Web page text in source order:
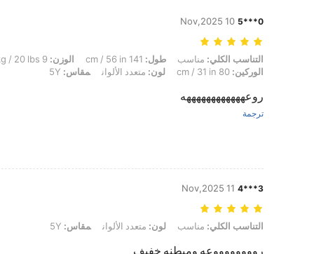
0***5
10 Nov,2025
التناسب الكلي: مناسب, طول: 141 cm / 56 in, الوزن: 9 kg / 20 lbs, تمثال نصفي: 83 cm / 33 in, الخصر: 70 cm / 28 in, الوركين: 80 cm / 31 in, لون: متعدد الألوان, مقاس: 5Y
التناسب الكلي: مناسب طول: الوزن:
الوركين:
لون: متعدد الألوان مقاس:
روعههههههههههههه
ترجمة
3***4
11 Nov,2025
التناسب الكلي: مناسب, لون: متعدد الألوان, مقاس: 5Y
التناسب الكلي: مناسب لون: متعدد الألوان مقاس:
رووووووووعه ومبطنه خفيف